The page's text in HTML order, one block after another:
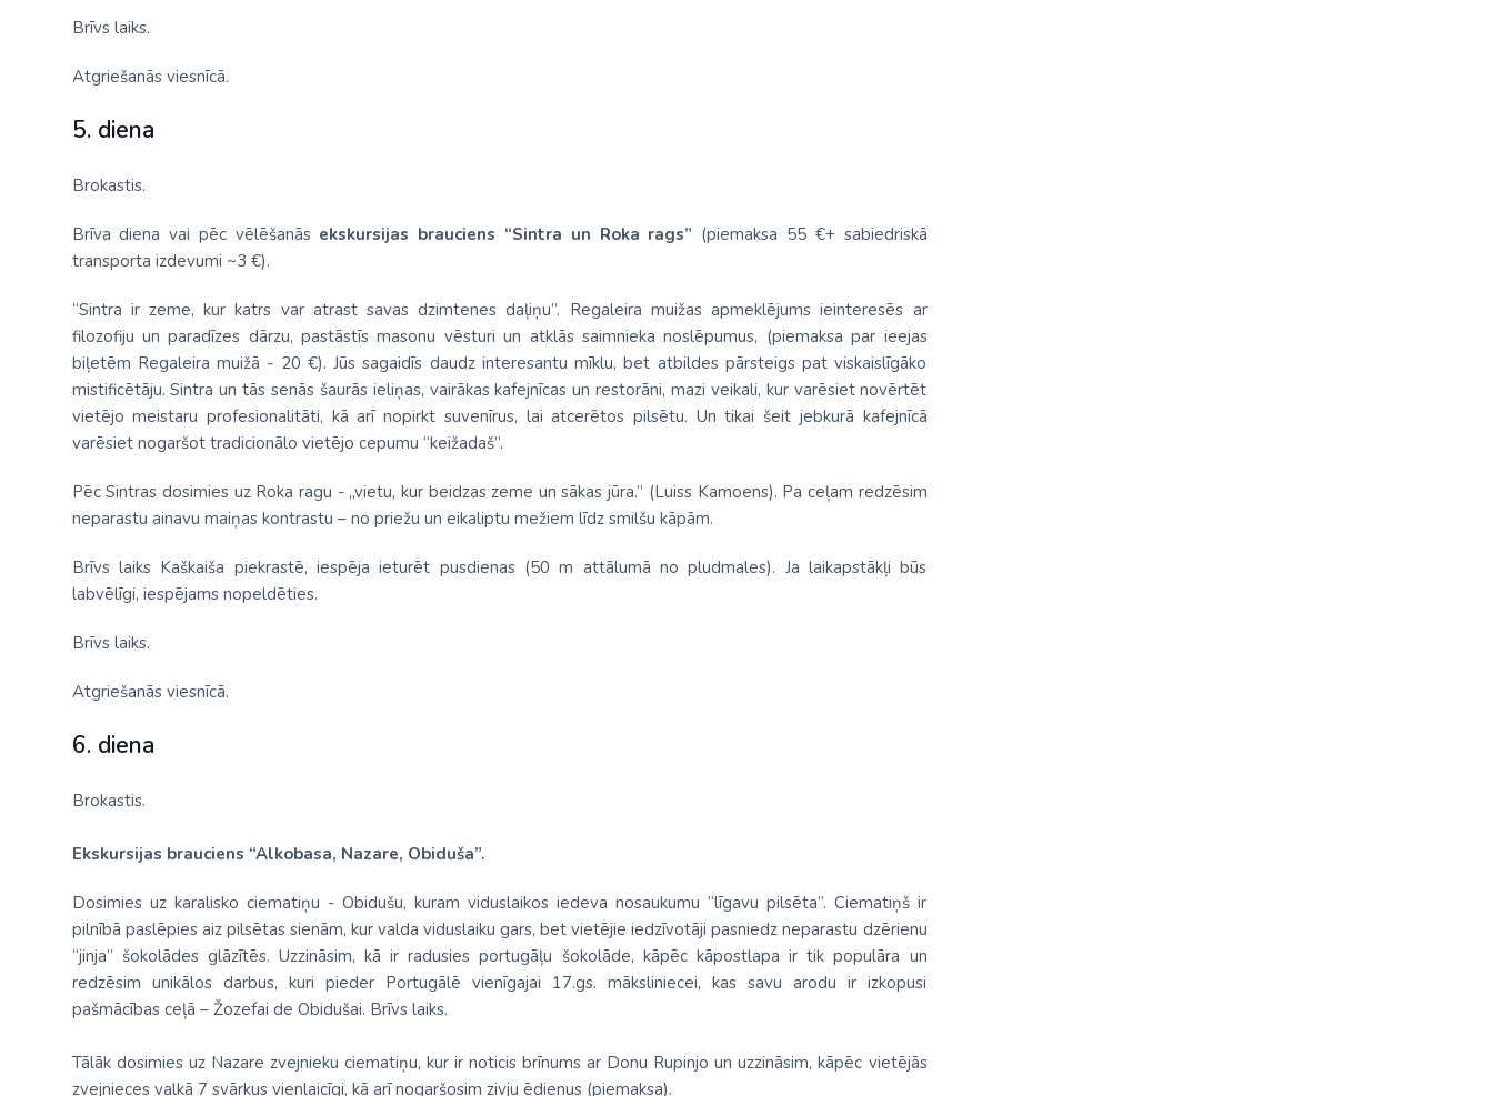
Brīvs laiks.
Atgriešanās viesnīcā.
5. diena
Brokastis.
Brīva diena vai pēc vēlēšanās ekskursijas brauciens “Sintra un Roka rags” (piemaksa 55 €+ sabiedriskā
transporta izdevumi ~3 €).
“Sintra ir zeme, kur katrs var atrast savas dzimtenes daļiņu”. Regaleira muižas apmeklējums ieinteresēs ar
filozofiju un paradīzes dārzu, pastāstīs masonu vēsturi un atklās saimnieka noslēpumus, (piemaksa par ieejas
biļetēm Regaleira muižā - 20 €). Jūs sagaidīs daudz interesantu mīklu, bet atbildes pārsteigs pat viskaislīgāko
mistificētāju. Sintra un tās senās šaurās ieliņas, vairākas kafejnīcas un restorāni, mazi veikali, kur varēsiet novērtēt
vietējo meistaru profesionalitāti, kā arī nopirkt suvenīrus, lai atcerētos pilsētu. Un tikai šeit jebkurā kafejnīcā
varēsiet nogaršot tradicionālo vietējo cepumu “keižadaš”.
Pēc Sintras dosimies uz Roka ragu - „vietu, kur beidzas zeme un sākas jūra.” (Luiss Kamoens). Pa ceļam redzēsim
neparastu ainavu maiņas kontrastu – no priežu un eikaliptu mežiem līdz smilšu kāpām.
Brīvs laiks Kaškaiša piekrastē, iespēja ieturēt pusdienas (50 m attālumā no pludmales). Ja laikapstākļi būs
labvēlīgi, iespējams nopeldēties.
Brīvs laiks.
Atgriešanās viesnīcā.
6. diena
Brokastis.
Ekskursijas brauciens “Alkobasa, Nazare, Obiduša”.
Dosimies uz karalisko ciematiņu - Obidušu, kuram viduslaikos iedeva nosaukumu “līgavu pilsēta”. Ciematiņš ir
pilnībā paslēpies aiz pilsētas sienām, kur valda viduslaiku gars, bet vietējie iedzīvotāji pasniedz neparastu dzērienu
“jinja” šokolādes glāzītēs. Uzzināsim, kā ir radusies portugāļu šokolāde, kāpēc kāpostlapa ir tik populāra un
redzēsim unikālos darbus, kuri pieder Portugālē vienīgajai 17.gs. māksliniecei, kas savu arodu ir izkopusi
pašmācības ceļā – Žozefai de Obidušai. Brīvs laiks.
Tālāk dosimies uz Nazare zvejnieku ciematiņu, kur ir noticis brīnums ar Donu Rupinjo un uzzināsim, kāpēc vietējās
zvejnieces valkā 7 svārkus vienlaicīgi, kā arī nogaršosim zivju ēdienus (piemaksa).